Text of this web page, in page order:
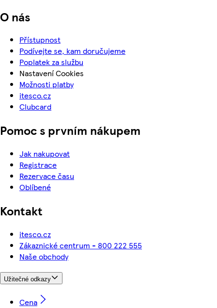
O nás
Přístupnost
Podívejte se, kam doručujeme
Poplatek za službu
Nastavení Cookies
Možnosti platby
itesco.cz
Clubcard
Pomoc s prvním nákupem
Jak nakupovat
Registrace
Rezervace času
Oblíbené
Kontakt
itesco.cz
Zákaznické centrum - 800 222 555
Naše obchody
Užitečné odkazy
Cena